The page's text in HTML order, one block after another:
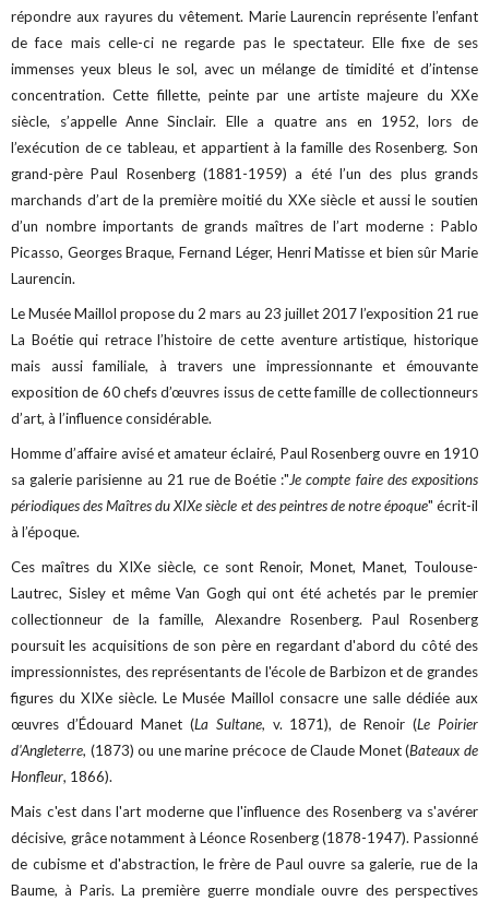
répondre aux rayures du vêtement. Marie Laurencin représente l’enfant
de face mais celle-ci ne regarde pas le spectateur. Elle fixe de ses
immenses yeux bleus le sol, avec un mélange de timidité et d’intense
concentration. Cette fillette, peinte par une artiste majeure du XXe
siècle, s’appelle Anne Sinclair. Elle a quatre ans en 1952, lors de
l’exécution de ce tableau, et appartient à la famille des Rosenberg. Son
grand-père Paul Rosenberg (1881-1959) a été l’un des plus grands
marchands d’art de la première moitié du XXe siècle et aussi le soutien
d’un nombre importants de grands maîtres de l’art moderne : Pablo
Picasso, Georges Braque, Fernand Léger, Henri Matisse et bien sûr Marie
Laurencin.
Le Musée Maillol propose du 2 mars au 23 juillet 2017 l’exposition 21 rue
La Boétie qui retrace l’histoire de cette aventure artistique, historique
mais aussi familiale, à travers une impressionnante et émouvante
exposition de 60 chefs d’œuvres issus de cette famille de collectionneurs
d’art, à l’influence considérable.
Homme d’affaire avisé et amateur éclairé, Paul Rosenberg ouvre en 1910
sa galerie parisienne au 21 rue de Boétie :"Je compte faire des expositions
périodiques des Maîtres du XIXe siècle et des peintres de notre époque" écrit-il
à l’époque.
Ces maîtres du XIXe siècle, ce sont Renoir, Monet, Manet, Toulouse-
Lautrec, Sisley et même Van Gogh qui ont été achetés par le premier
collectionneur de la famille, Alexandre Rosenberg. Paul Rosenberg
poursuit les acquisitions de son père en regardant d'abord du côté des
impressionnistes, des représentants de l'école de Barbizon et de grandes
figures du XIXe siècle. Le Musée Maillol consacre une salle dédiée aux
œuvres d’Édouard Manet (La Sultane, v. 1871), de Renoir (Le Poirier
d'Angleterre, (1873) ou une marine précoce de Claude Monet (Bateaux de
Honfleur, 1866).
Mais c'est dans l'art moderne que l'influence des Rosenberg va s'avérer
décisive, grâce notamment à Léonce Rosenberg (1878-1947). Passionné
de cubisme et d'abstraction, le frère de Paul ouvre sa galerie, rue de la
Baume, à Paris. La première guerre mondiale ouvre des perspectives